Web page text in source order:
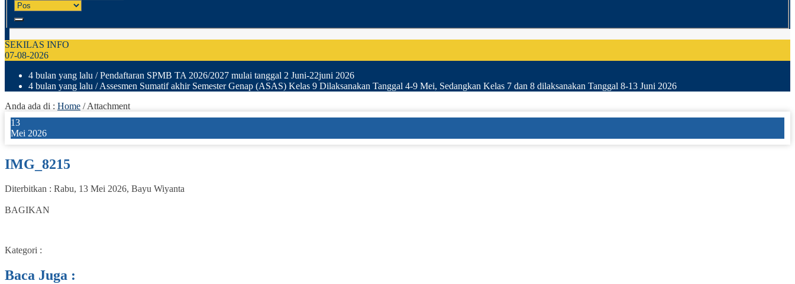
SEKILAS INFO
07-08-2026
4 bulan yang lalu / Pendaftaran SPMB TA 2026/2027 mulai tanggal 2 Juni-22juni 2026
4 bulan yang lalu / Assesmen Sumatif akhir Semester Genap (ASAS) Kelas 9 Dilaksanakan Tanggal 4-9 Mei, Sedangkan Kelas 7 dan 8 dilaksanakan Tanggal 8-13 Juni 2026
Anda ada di : Home / Attachment
13
Mei 2026
IMG_8215
Diterbitkan : Rabu, 13 Mei 2026, Bayu Wiyanta
BAGIKAN
Kategori :
Baca Juga :